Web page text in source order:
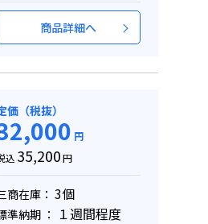
商品詳細へ
価（税抜）
円
込 35,200円
商在庫： 3個
準納期 ： １週間程度